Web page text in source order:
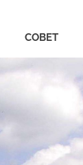
СОВЕТ